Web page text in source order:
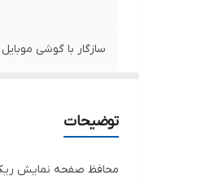
سازگار با گوشی موبایل
دارای محافظ برای
رنگ
توضیحات
محافظ صفحه نمایش